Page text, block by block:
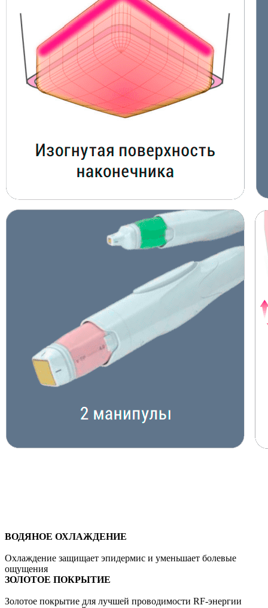
ВОДЯНОЕ ОХЛАЖДЕНИЕ
Охлаждение защищает эпидермис и уменьшает болевые
ощущения
ЗОЛОТОЕ ПОКРЫТИЕ
Золотое покрытие для лучшей проводимости RF-энергии